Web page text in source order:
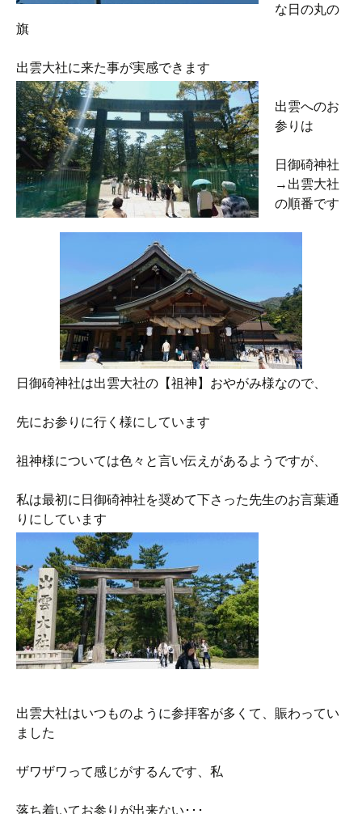
な日の丸の
旗
出雲大社に来た事が実感できます
出雲へのお
参りは
日御碕神社
→出雲大社
の順番です
日御碕神社は出雲大社の【祖神】おやがみ様なので、
先にお参りに行く様にしています
祖神様については色々と言い伝えがあるようですが、
私は最初に日御碕神社を奨めて下さった先生のお言葉通
りにしています
出雲大社はいつものように参拝客が多くて、賑わってい
ました
ザワザワって感じがするんです、私
落ち着いてお参りが出来ない･･･